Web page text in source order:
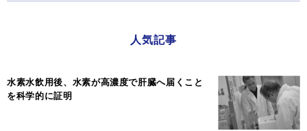
人気記事
水素水飲用後、水素が高濃度で肝臓へ届くこと
を科学的に証明